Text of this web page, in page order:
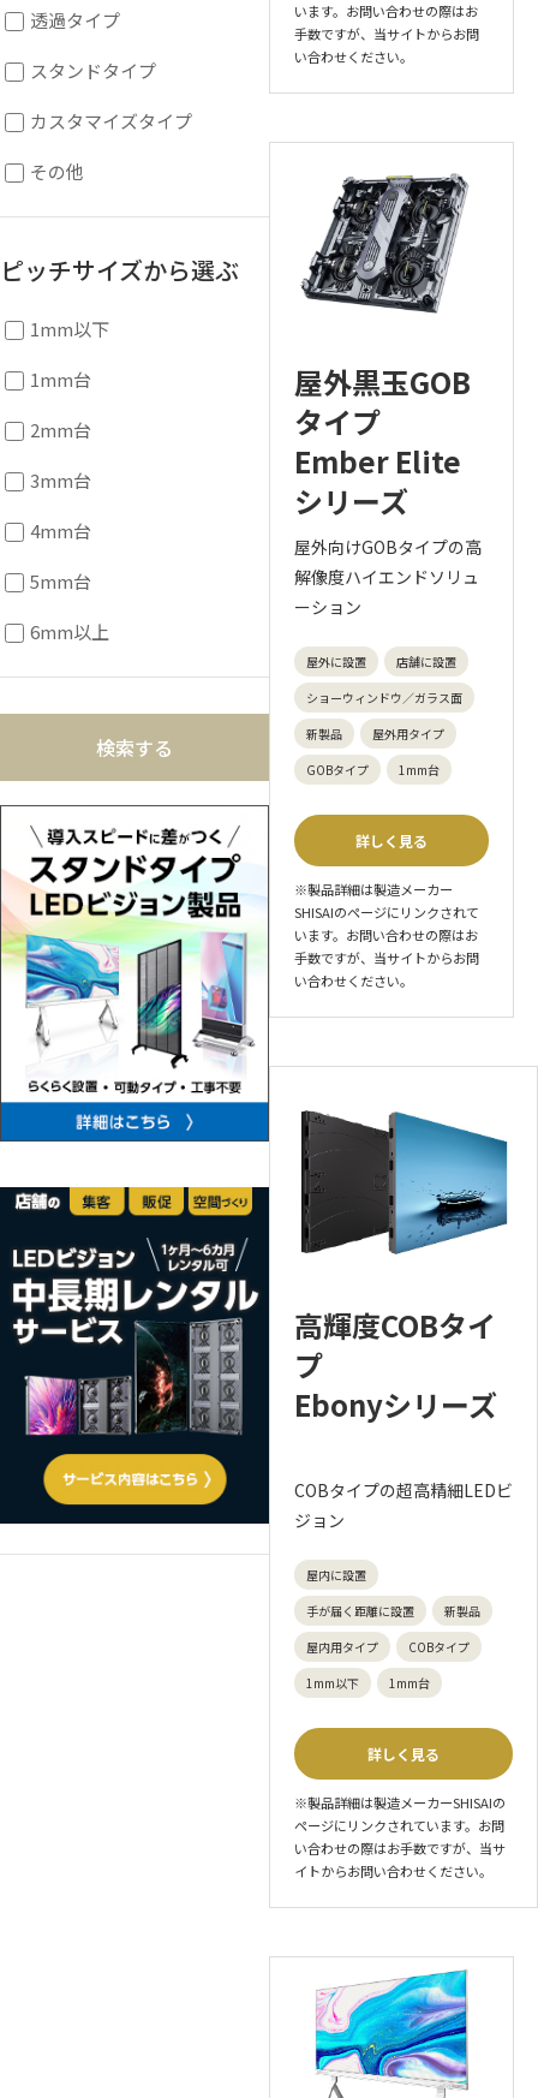
います。お問い合わせの際はお
手数ですが、当サイトからお問
い合わせください。
屋外黒玉GOB
タイプ
Ember Elite
シリーズ
屋外向けGOBタイプの高
解像度ハイエンドソリュ
ーション
屋外に設置
店舗に設置
ショーウィンドウ／ガラス面
新製品
屋外用タイプ
GOBタイプ
1mm台
詳しく見る
※製品詳細は製造メーカー
SHISAIのページにリンクされて
います。お問い合わせの際はお
手数ですが、当サイトからお問
い合わせください。
高輝度COBタイ
プ
Ebonyシリーズ
COBタイプの超高精細LEDビ
ジョン
屋内に設置
手が届く距離に設置
新製品
屋内用タイプ
COBタイプ
1mm以下
1mm台
詳しく見る
※製品詳細は製造メーカーSHISAIの
ページにリンクされています。お問
い合わせの際はお手数ですが、当サ
イトからお問い合わせください。
透過タイプ
スタンドタイプ
カスタマイズタイプ
その他
ピッチサイズから選ぶ
1mm以下
1mm台
2mm台
3mm台
4mm台
5mm台
6mm以上